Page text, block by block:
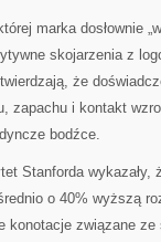
marka dosłownie
skojarzenia z
że
zapachu i kontakt
bodźce.
Stanforda wykazały,
o 40% wyższą
konotacje związane